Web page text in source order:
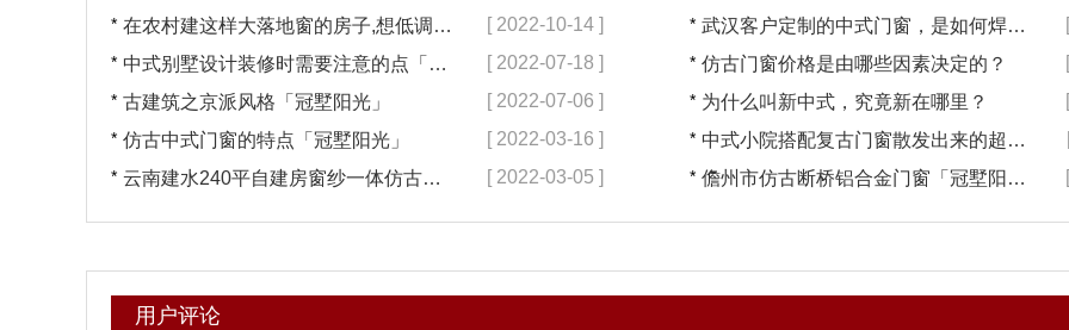
* 在农村建这样大落地窗的房子,想低调都难吧【冠墅阳光】 [ 2022-10-14 ] * 武汉客户定制的中式门窗，是如何焊接的呢？
* 中式别墅设计装修时需要注意的点「冠墅阳光」 [ 2022-07-18 ] * 仿古门窗价格是由哪些因素决定的？
* 古建筑之京派风格「冠墅阳光」 [ 2022-07-06 ] * 为什么叫新中式，究竟新在哪里？
* 仿古中式门窗的特点「冠墅阳光」 [ 2022-03-16 ] * 中式小院搭配复古门窗散发出来的超凡气质 「冠墅阳光」
* 云南建水240平自建房窗纱一体仿古门窗完工「冠墅阳光」 [ 2022-03-05 ] * 儋州市仿古断桥铝合金门窗「冠墅阳光」
用户评论